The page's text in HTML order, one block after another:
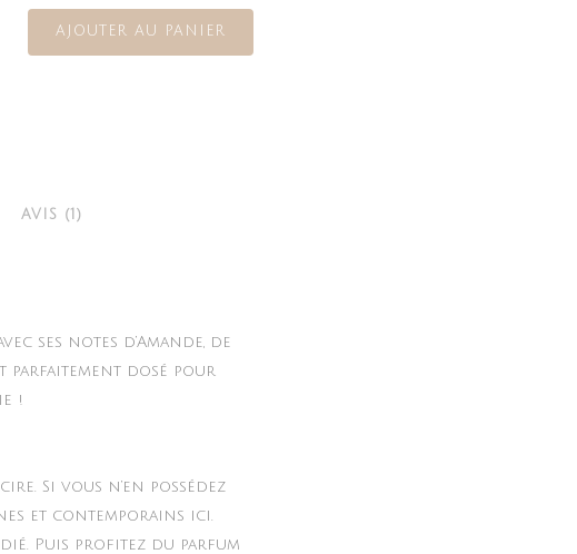
AJOUTER AU PANIER
AVIS (1)
ses notes d’Amande, de
parfaitement dosé pour
!
Si vous n’en possédez
et contemporains ici.
Puis profitez du parfum